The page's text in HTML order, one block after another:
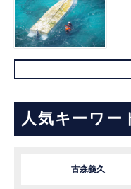
人気キーワー
古森義久